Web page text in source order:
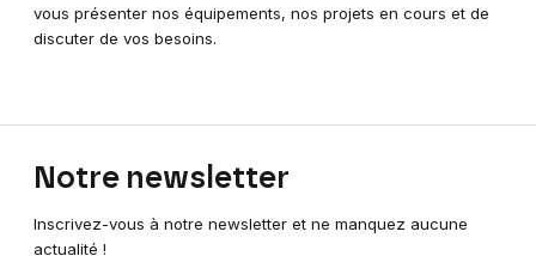
vous présenter nos équipements, nos projets en cours et de
discuter de vos besoins.
Notre newsletter
Inscrivez-vous à notre newsletter et ne manquez aucune
actualité !